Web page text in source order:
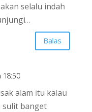
selalu indah
Balas
18:50
alam itu kalau
sulit banget